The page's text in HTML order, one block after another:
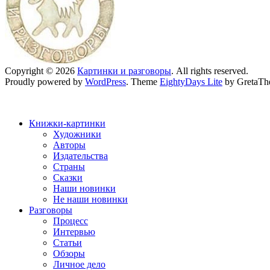
Copyright © 2026 Картинки и разговоры. All rights reserved.
Proudly powered by WordPress. Theme EightyDays Lite by
Книжки-картинки
Художники
Авторы
Издательства
Страны
Сказки
Наши новинки
Не наши новинки
Разговоры
Процесс
Интервью
Статьи
Обзоры
Личное дело